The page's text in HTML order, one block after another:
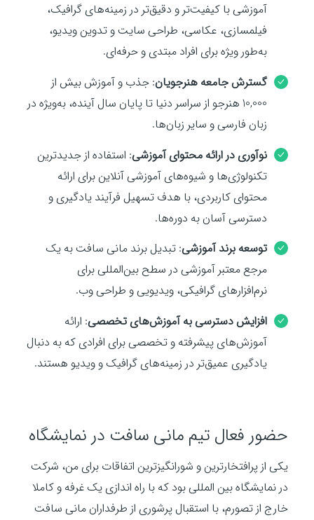
آموزشی با کیفیت‌تر و دقیق‌تر در زمینه‌های گرافیک،
فیلمسازی، عکاسی، طراحی سایت و تدوین ویدیو،
به‌طور ویژه برای افراد مبتدی و حرفه‌ای.
گسترش جامعه هنرجویان: جذب و آموزش بیش از
10,000 هنرجو از سراسر دنیا تا پایان سال آینده، به‌ویژه در
زبان فارسی و سایر زبان‌ها.
نوآوری در ارائه محتوای آموزشی: استفاده از جدیدترین
تکنولوژی‌ها و شیوه‌های آموزشی آنلاین برای ارائه
محتوای کاربردی، با هدف تسهیل فرآیند یادگیری و
دسترسی آسان به دوره‌ها.
توسعه برند آموزشی: تبدیل برند مانی سافت به یک
مرجع معتبر آموزشی در سطح بین‌المللی برای
نرم‌افزارهای گرافیکی، ویدیویی و طراحی وب.
افزایش دسترسی به آموزش‌های تخصصی: ارائه
آموزش‌های پیشرفته و تخصصی برای افرادی که به دنبال
یادگیری عمیق‌تر در زمینه‌های گرافیک و ویدیو هستند.
حضور فعال تیم مانی سافت در نمایشگاه
یکی از پرافتخارترین و شورانگیزترین اتفاقات برای من، شرکت
در نمایشگاه بین المللی بود که با راه اندازی یک غرفه و کاملا
خارج از تصورم، با استقبال پرشوری از طرفداران مانی سافت